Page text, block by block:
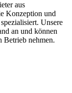
aus
Konzeption und
Unsere
an und können
Betrieb nehmen.